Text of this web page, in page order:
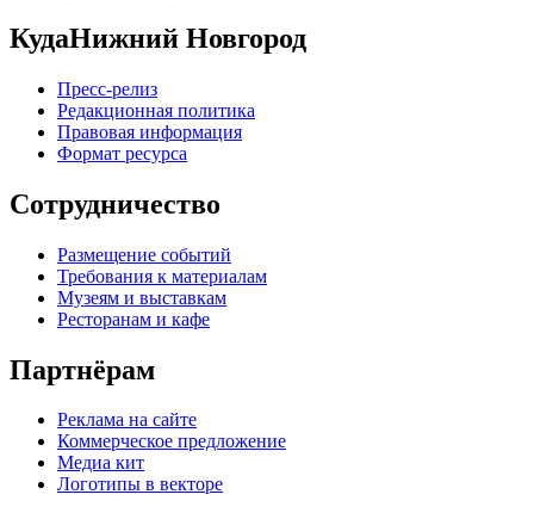
КудаНижний Новгород
Пресс-релиз
Редакционная политика
Правовая информация
Формат ресурса
Сотрудничество
Размещение событий
Требования к материалам
Музеям и выставкам
Ресторанам и кафе
Партнёрам
Реклама на сайте
Коммерческое предложение
Медиа кит
Логотипы в векторе